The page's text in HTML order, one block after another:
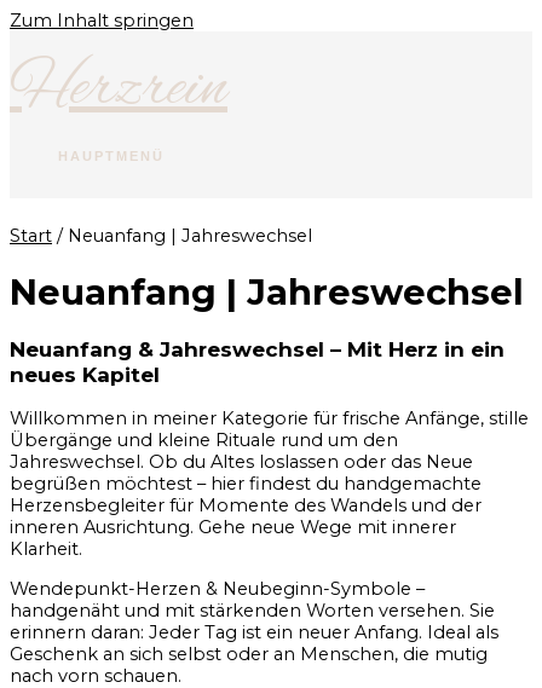
Zum Inhalt springen
Herzrein
HAUPTMENÜ
Start / Neuanfang | Jahreswechsel
Neuanfang | Jahreswechsel
Neuanfang & Jahreswechsel – Mit Herz in ein
neues Kapitel
Willkommen in meiner Kategorie für frische Anfänge, stille
Übergänge und kleine Rituale rund um den
Jahreswechsel. Ob du Altes loslassen oder das Neue
begrüßen möchtest – hier findest du handgemachte
Herzensbegleiter für Momente des Wandels und der
inneren Ausrichtung. Gehe neue Wege mit innerer
Klarheit.
Wendepunkt-Herzen & Neubeginn-Symbole –
handgenäht und mit stärkenden Worten versehen. Sie
erinnern daran: Jeder Tag ist ein neuer Anfang. Ideal als
Geschenk an sich selbst oder an Menschen, die mutig
nach vorn schauen.